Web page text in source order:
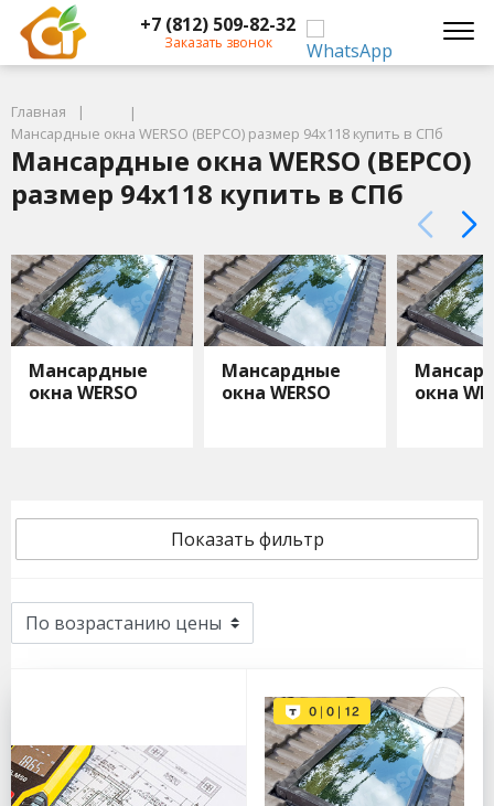
+7 (812) 509-82-32
Заказать звонок
Главная
Мансардные окна WERSO (ВЕРСО) размер 94х118 купить в СПб
Мансардные окна WERSO (ВЕРСО)
размер 94х118 купить в СПб
Мансардные
окна WERSO
Мансардные
окна WERSO
окна
Показать фильтр